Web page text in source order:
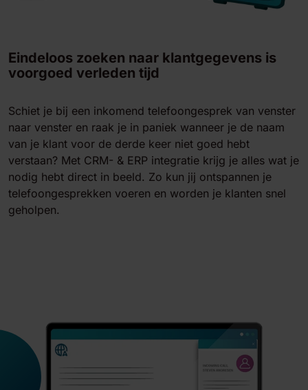
Eindeloos zoeken naar klantgegevens is
voorgoed verleden tijd
Schiet je bij een inkomend telefoongesprek van venster
naar venster en raak je in paniek wanneer je de naam
van je klant voor de derde keer niet goed hebt
verstaan? Met CRM- & ERP integratie krijg je alles wat je
nodig hebt direct in beeld. Zo kun jij ontspannen je
telefoongesprekken voeren en worden je klanten snel
geholpen.